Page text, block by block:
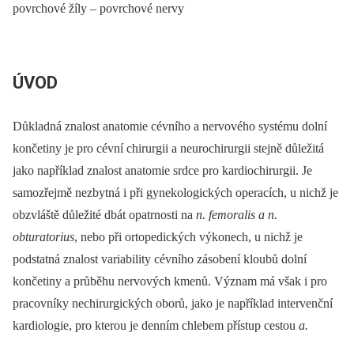
povrchové žíly – povrchové nervy
ÚVOD
Důkladná znalost anatomie cévního a nervového systému dolní
končetiny je pro cévní chirurgii a neurochirurgii stejně důležitá
jako například znalost anatomie srdce pro kardiochirurgii. Je
samozřejmě nezbytná i při gynekologických operacích, u nichž je
obzvláště důležité dbát opatrnosti na n. femoralis a n.
obturatorius, nebo při ortopedických výkonech, u nichž je
podstatná znalost variability cévního zásobení kloubů dolní
končetiny a průběhu nervových kmenů. Význam má však i pro
pracovníky nechirurgických oborů, jako je například intervenční
kardiologie, pro kterou je denním chlebem přístup cestou a.